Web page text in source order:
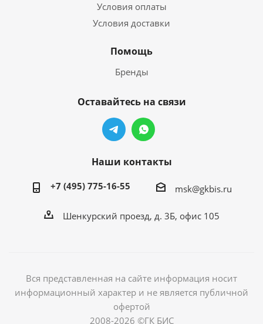
Условия оплаты
Условия доставки
Помощь
Бренды
Оставайтесь на связи
Наши контакты
+7 (495) 775-16-55 msk@gkbis.ru
Шенкурский проезд, д. 3Б, офис 105
Вся представленная на сайте информация носит
информационный характер и не является публичной
офертой
2008-2026 ©ГК БИС